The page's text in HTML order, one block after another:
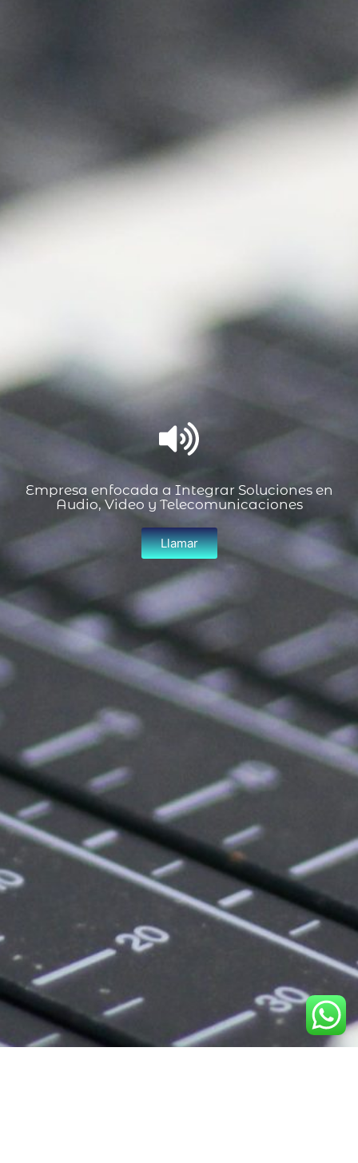
Empresa enfocada a Integrar Soluciones en
Audio, Video y Telecomunicaciones
Llamar